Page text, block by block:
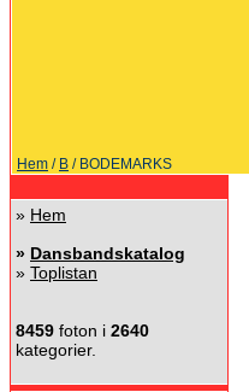
Hem / B / BODEMARKS
» Hem
» Dansbandskatalog
» Toplistan
8459 foton i 2640
kategorier.